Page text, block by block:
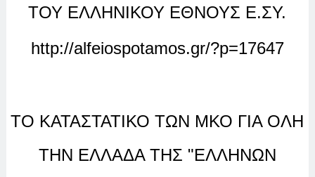
ΤΟΥ ΕΛΛΗΝΙΚΟΥ ΕΘΝΟΥΣ Ε.ΣΥ.
http://alfeiospotamos.gr/?p=17647
ΤΟ ΚΑΤΑΣΤΑΤΙΚΟ ΤΩΝ ΜΚΟ ΓΙΑ ΟΛΗ
ΤΗΝ ΕΛΛΑΔΑ ΤΗΣ "ΕΛΛΗΝΩΝ